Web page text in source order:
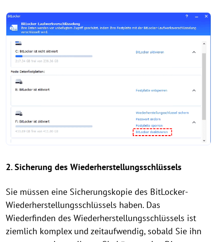
2. Sicherung des Wiederherstellungsschlüssels
Sie müssen eine Sicherungskopie des BitLocker-
Wiederherstellungsschlüssels haben. Das
Wiederfinden des Wiederherstellungsschlüssels ist
ziemlich komplex und zeitaufwendig, sobald Sie ihn